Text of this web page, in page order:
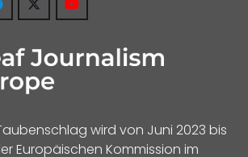
wird von Juni 2023 bis
Europäischen Kommission im